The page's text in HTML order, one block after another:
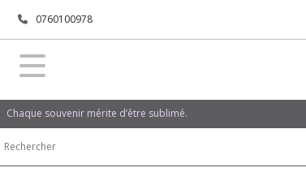
0760100978
Chaque souvenir mérite d’être sublimé.